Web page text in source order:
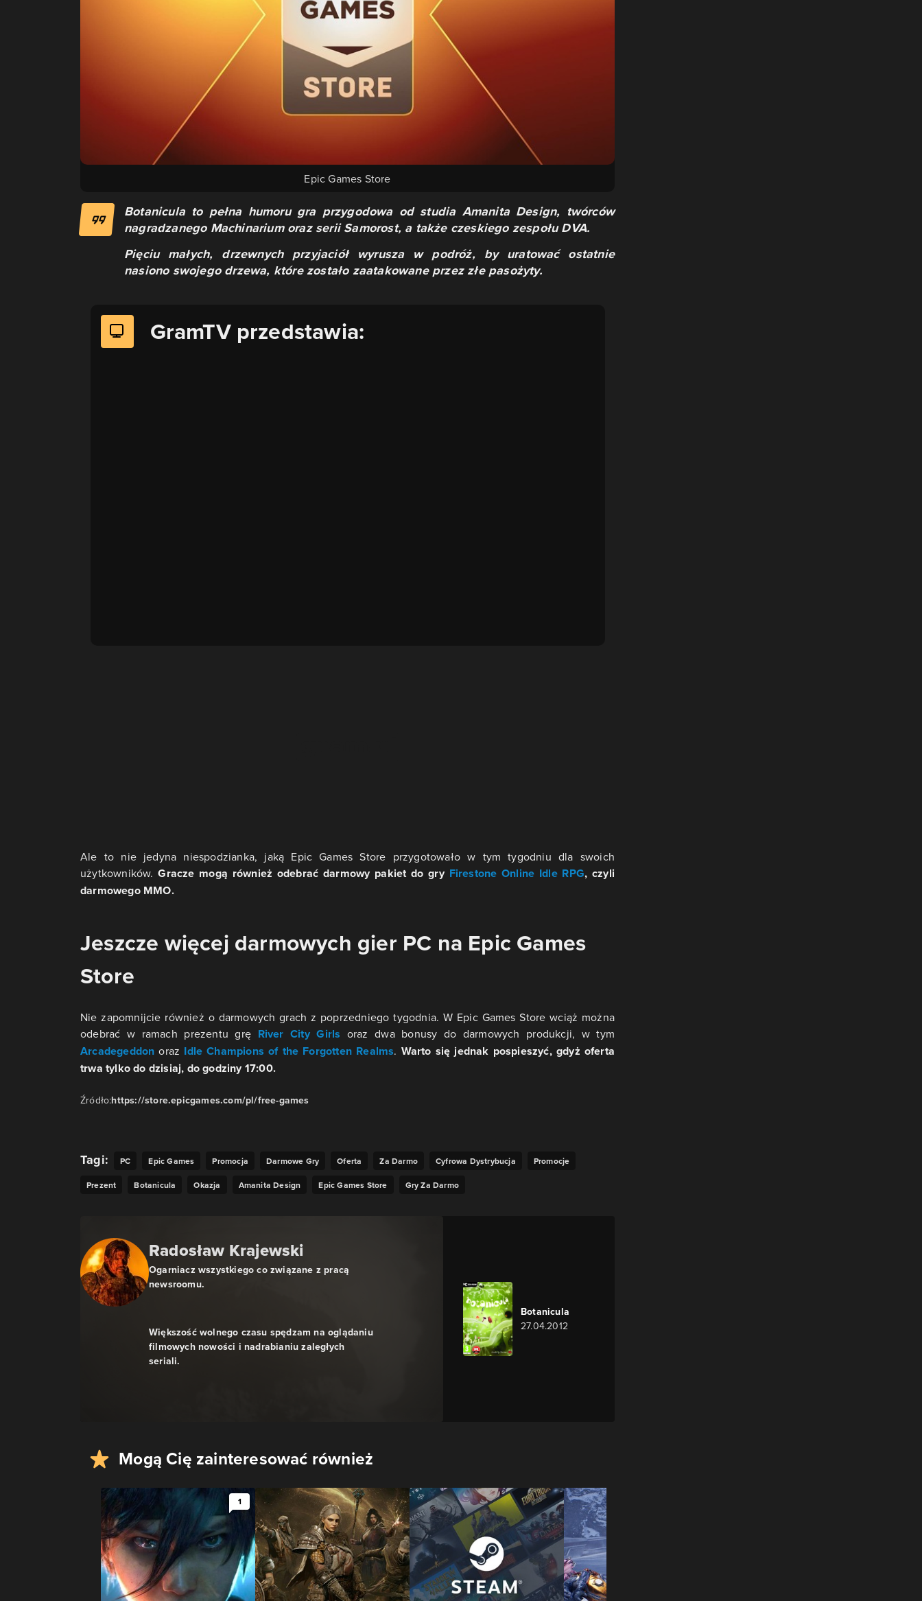
Epic Games Store
Botanicula to pełna humoru gra przygodowa od studia Amanita Design, twórców
nagradzanego Machinarium oraz serii Samorost, a także czeskiego zespołu DVA.
Pięciu małych, drzewnych przyjaciół wyrusza w podróż, by uratować ostatnie
nasiono swojego drzewa, które zostało zaatakowane przez złe pasożyty.
GramTV przedstawia:
Ale to nie jedyna niespodzianka, jaką Epic Games Store przygotowało w tym tygodniu dla swoich
użytkowników.Gracze mogą również odebrać darmowy pakiet do gry Firestone Online Idle RPG, czyli
darmowego MMO.
Jeszcze więcej darmowych gier PC na Epic Games
Store
Nie zapomnijcie również o darmowych grach z poprzedniego tygodnia. W Epic Games Store wciąż można
odebrać w ramach prezentu grę River City Girls oraz dwa bonusy do darmowych produkcji, w tym
Arcadegeddon oraz Idle Champions of the Forgotten Realms. Warto się jednak pospieszyć, gdyż oferta
trwa tylko do dzisiaj, do godziny 17:00.
Źródło:https://store.epicgames.com/pl/free-games
Tagi: PC Epic Games Promocja Darmowe Gry Oferta Za Darmo Cyfrowa Dystrybucja
Promocje
Prezent
Botanicula Okazja Amanita Design Epic Games Store Gry Za Darmo
Radosław Krajewski
Ogarniacz wszystkiego co związane z pracą
newsroomu.
Większość wolnego czasu spędzam na oglądaniu
filmowych nowości i nadrabianiu zaległych
seriali.
Botanicula
27.04.2012
Mogą Cię zainteresować również
1